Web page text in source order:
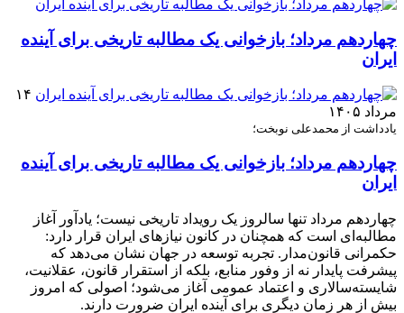
چهاردهم مرداد؛ بازخوانی یک مطالبه تاریخی برای آینده
ایران
۱۴
مرداد ۱۴۰۵
یادداشت از محمدعلی نوبخت؛
چهاردهم مرداد؛ بازخوانی یک مطالبه تاریخی برای آینده
ایران
چهاردهم مرداد تنها سالروز یک رویداد تاریخی نیست؛ یادآور آغاز
مطالبه‌ای است که همچنان در کانون نیازهای ایران قرار دارد:
حکمرانی قانون‌مدار. تجربه توسعه در جهان نشان می‌دهد که
پیشرفت پایدار نه از وفور منابع، بلکه از استقرار قانون، عقلانیت،
شایسته‌سالاری و اعتماد عمومی آغاز می‌شود؛ اصولی که امروز
بیش از هر زمان دیگری برای آینده ایران ضرورت دارند.